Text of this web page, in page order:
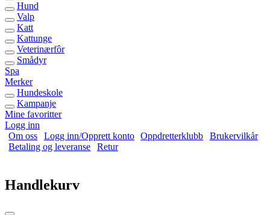
Hund
Valp
Katt
Kattunge
Veterinærfôr
Smådyr
Spa
Merker
Hundeskole
Kampanje
Mine favoritter
Logg inn
Om oss
Logg inn/Opprett konto Oppdretterklubb
Brukervilkår
Betaling og leveranse
Retur
Handlekurv